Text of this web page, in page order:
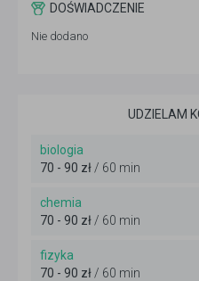
DOŚWIADCZENIE
Nie dodano
UDZIELAM
biologia
70 - 90 zł / 60 min
chemia
70 - 90 zł / 60 min
fizyka
70 - 90 zł / 60 min